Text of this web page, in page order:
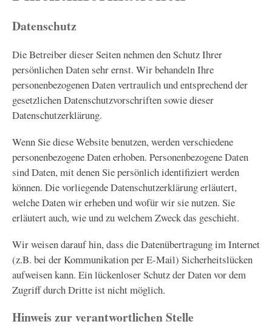
Datenschutz
Die Betreiber dieser Seiten nehmen den Schutz Ihrer
persönlichen Daten sehr ernst. Wir behandeln Ihre
personenbezogenen Daten vertraulich und entsprechend der
gesetzlichen Datenschutzvorschriften sowie dieser
Datenschutzerklärung.
Wenn Sie diese Website benutzen, werden verschiedene
personenbezogene Daten erhoben. Personenbezogene Daten
sind Daten, mit denen Sie persönlich identifiziert werden
können. Die vorliegende Datenschutzerklärung erläutert,
welche Daten wir erheben und wofür wir sie nutzen. Sie
erläutert auch, wie und zu welchem Zweck das geschieht.
Wir weisen darauf hin, dass die Datenübertragung im Internet
(z.B. bei der Kommunikation per E-Mail) Sicherheitslücken
aufweisen kann. Ein lückenloser Schutz der Daten vor dem
Zugriff durch Dritte ist nicht möglich.
Hinweis zur verantwortlichen Stelle